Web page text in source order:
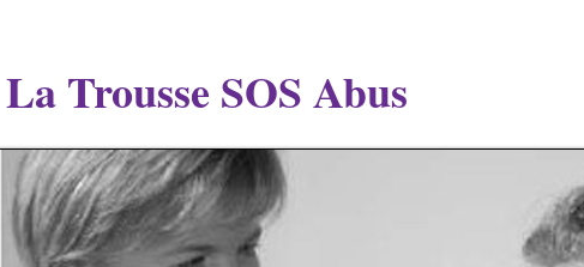
La Trousse SOS Abus